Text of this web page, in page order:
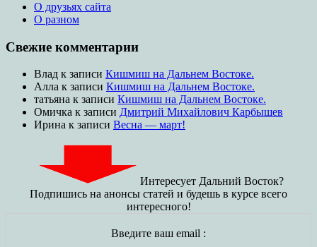
О друзьях сайта
О разном
Свежие комментарии
Влад к записи Кишмиш на Дальнем Востоке.
Алла к записи Кишмиш на Дальнем Востоке.
татьяна к записи Кишмиш на Дальнем Востоке.
Омичка к записи Дмитрий Михайлович Карбышев
Ирина к записи Весна — март!
Интересует Дальний Восток?
Подпишись на анонсы статей и будешь в курсе всего
интересного!
Введите ваш email :